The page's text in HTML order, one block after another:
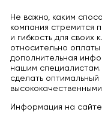
Не важно, каким
компания стремится
и гибкость для своих
относительно
дополнительная
нашим
сделать
Информация на